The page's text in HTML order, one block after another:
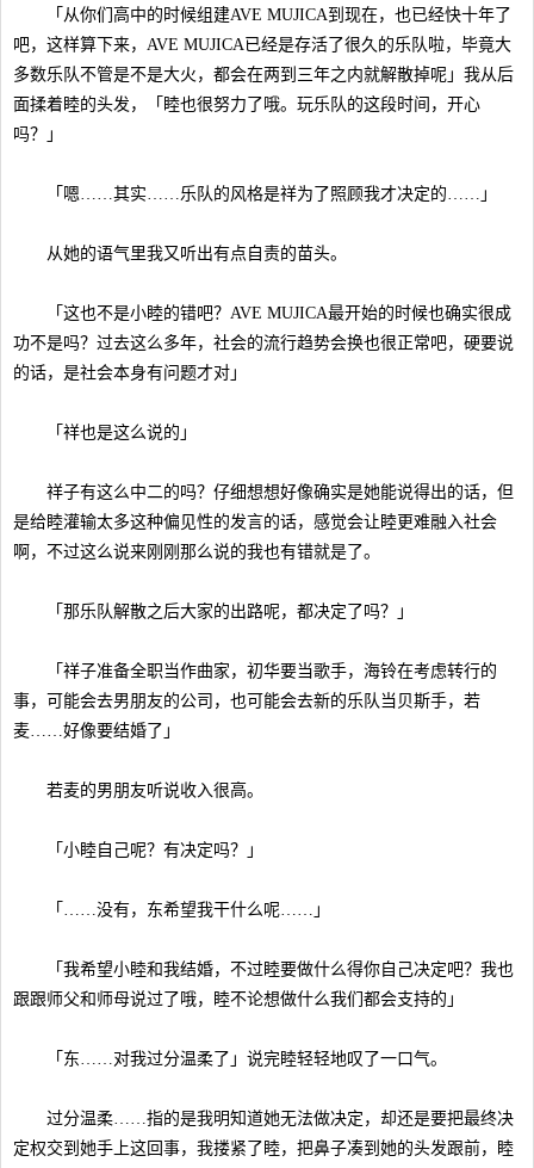
「从你们高中的时候组建AVE MUJICA到现在，也已经快十年了
吧，这样算下来，AVE MUJICA已经是存活了很久的乐队啦，毕竟大
多数乐队不管是不是大火，都会在两到三年之内就解散掉呢」我从后
面揉着睦的头发，「睦也很努力了哦。玩乐队的这段时间，开心
吗？」
「嗯……其实……乐队的风格是祥为了照顾我才决定的……」
从她的语气里我又听出有点自责的苗头。
「这也不是小睦的错吧？AVE MUJICA最开始的时候也确实很成
功不是吗？过去这么多年，社会的流行趋势会换也很正常吧，硬要说
的话，是社会本身有问题才对」
「祥也是这么说的」
祥子有这么中二的吗？仔细想想好像确实是她能说得出的话，但
是给睦灌输太多这种偏见性的发言的话，感觉会让睦更难融入社会
啊，不过这么说来刚刚那么说的我也有错就是了。
「那乐队解散之后大家的出路呢，都决定了吗？」
「祥子准备全职当作曲家，初华要当歌手，海铃在考虑转行的
事，可能会去男朋友的公司，也可能会去新的乐队当贝斯手，若
麦……好像要结婚了」
若麦的男朋友听说收入很高。
「小睦自己呢？有决定吗？」
「……没有，东希望我干什么呢……」
「我希望小睦和我结婚，不过睦要做什么得你自己决定吧？我也
跟跟师父和师母说过了哦，睦不论想做什么我们都会支持的」
「东……对我过分温柔了」说完睦轻轻地叹了一口气。
过分温柔……指的是我明知道她无法做决定，却还是要把最终决
定权交到她手上这回事，我搂紧了睦，把鼻子凑到她的头发跟前，睦